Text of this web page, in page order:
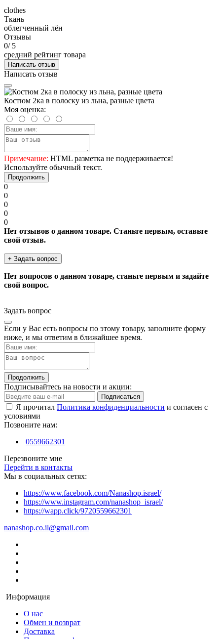
clothes
Ткань
облегченный лён
Отзывы
0/ 5
средний рейтинг товара
Написать отзыв
Написать отзыв
Костюм 2ка в полоску из льна, разные цвета
Моя оценка:
Примечание: HTML разметка не поддерживается!
Используйте обычный текст.
Продолжить
0
0
0
0
0
Нет отзывов о данном товаре. Станьте первым, оставьте
свой отзыв.
+ Задать вопрос
Нет вопросов о данном товаре, станьте первым и задайте
свой вопрос.
Задать вопрос
Если у Вас есть вопросы по этому товару, заполните форму
ниже, и мы ответим в ближайшее время.
Продолжить
Подписывайтесь на новости и акции:
Подписаться
Я прочитал Политика конфиденциальности и согласен с
условиями
Позвоните нам:
0559662301
Перезвоните мне
Перейти в контакты
Мы в социальных сетях:
https://www.facebook.com/Nanashop.israel/
https://www.instagram.com/nanashop_israel/
https://wapp.click/9720559662301
nanashop.co.il@gmail.com
Информация
О нас
Обмен и возврат
Доставка